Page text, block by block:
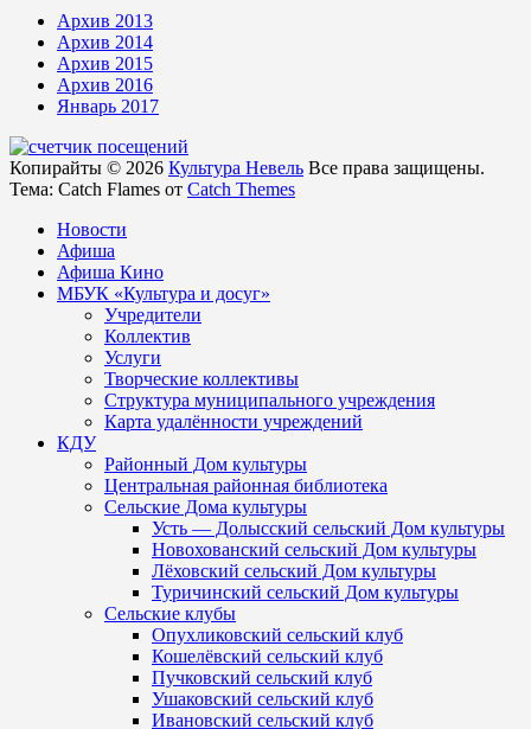
Архив 2013
Архив 2014
Архив 2015
Архив 2016
Январь 2017
Копирайты © 2026 Культура Невель Все права защищены.
Тема: Catch Flames от Catch Themes
Новости
Афиша
Афиша Кино
МБУК «Культура и досуг»
Учредители
Коллектив
Услуги
Творческие коллективы
Структура муниципального учреждения
Карта удалённости учреждений
КДУ
Районный Дом культуры
Центральная районная библиотека
Сельские Дома культуры
Усть — Долысский сельский Дом культуры
Новохованский сельский Дом культуры
Лёховский сельский Дом культуры
Туричинский сельский Дом культуры
Сельские клубы
Опухликовский сельский клуб
Кошелёвский сельский клуб
Пучковский сельский клуб
Ушаковский сельский клуб
Ивановский сельский клуб